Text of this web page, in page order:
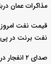
مذاکرات عمان
نفت برنت در پی
صدای ۲ انفجار در نزدیکی تنگه هرمز شنیده شد